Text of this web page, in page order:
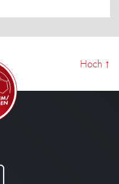
Hoch ↑